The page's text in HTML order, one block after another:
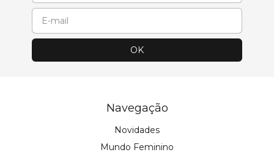
Navegação
Novidades
Mundo Feminino